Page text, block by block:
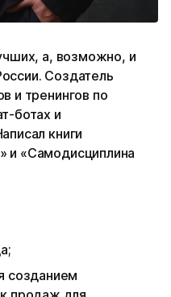
а, возможно, и
Создатель
и тренингов по
ботах и
книги
и «Самодисциплина
созданием